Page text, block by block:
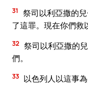
31
祭司以利亞撒的
了這罪。現在你們救
32 祭司以利亞撒的
們。
33 以色列人以這事